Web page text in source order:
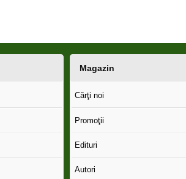
Magazin
Cărţi noi
Promoţii
Edituri
Autori